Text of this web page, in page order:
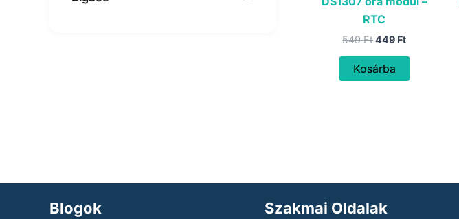
RTC
549FtOriginal
was:
549 Ft.
449 FtCurrent
Kosárba
Blogok Szakmai Oldalak